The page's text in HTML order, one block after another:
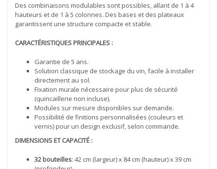
Des combinaisons modulables sont possibles, allant de 1 à 4
hauteurs et de 1 à 5 colonnes. Des bases et des plateaux
garantissent une structure compacte et stable.
CARACTÉRISTIQUES PRINCIPALES :
Garantie de 5 ans.
Solution classique de stockage du vin, facile à installer
directement au sol.
Fixation murale nécessaire pour plus de sécurité
(quincaillerie non incluse).
Modules sur mesure disponibles sur demande.
Possibilité de finitions personnalisées (couleurs et
vernis) pour un design exclusif, selon commande.
DIMENSIONS ET CAPACITÉ :
32 bouteilles: 42 cm (largeur) x 84 cm (hauteur) x 39 cm